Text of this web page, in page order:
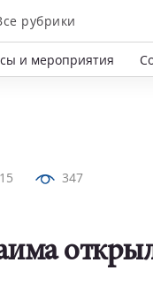
рубрики
и мероприятия
347